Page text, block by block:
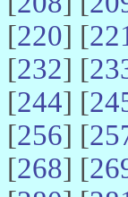
[220] [
[232] [
[244] [
[256] [
[268] [